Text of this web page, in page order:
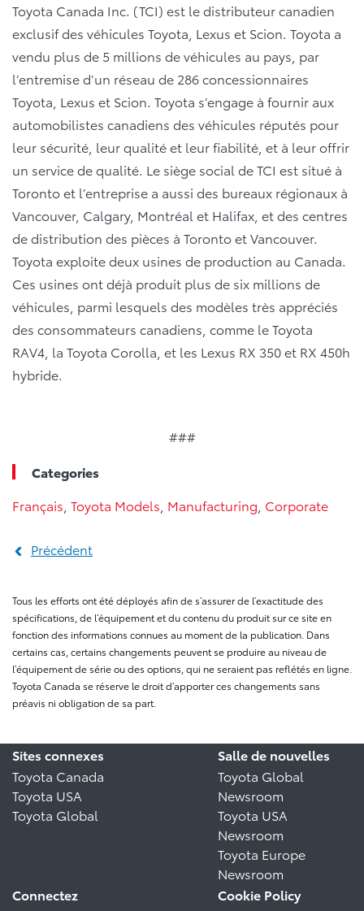
Toyota Canada Inc. (TCI) est le distributeur canadien
exclusif des véhicules Toyota, Lexus et Scion. Toyota a
vendu plus de 5 millions de véhicules au pays, par
l’entremise d’un réseau de 286 concessionnaires
Toyota, Lexus et Scion. Toyota s’engage à fournir aux
automobilistes canadiens des véhicules réputés pour
leur sécurité, leur qualité et leur fiabilité, et à leur offrir
un service de qualité. Le siège social de TCI est situé à
Toronto et l’entreprise a aussi des bureaux régionaux à
Vancouver, Calgary, Montréal et Halifax, et des centres
de distribution des pièces à Toronto et Vancouver.
Toyota exploite deux usines de production au Canada.
Ces usines ont déjà produit plus de six millions de
véhicules, parmi lesquels des modèles très appréciés
des consommateurs canadiens, comme le Toyota
RAV4, la Toyota Corolla, et les Lexus RX 350 et RX 450h
hybride.
###
Categories
Français Toyota Models Manufacturing Corporate
Précédent
Tous les efforts ont été déployés afin de s’assurer de l’exactitude des
spécifications, de l’équipement et du contenu du produit sur ce site en
fonction des informations connues au moment de la publication. Dans
certains cas, certains changements peuvent se produire au niveau de
l’équipement de série ou des options, qui ne seraient pas reflétés en ligne.
Toyota Canada se réserve le droit d’apporter ces changements sans
préavis ni obligation de sa part.
Sites connexes
Toyota Canada
Toyota USA
Toyota Global
Salle de nouvelles
Toyota Global
Newsroom
Toyota USA
Newsroom
Toyota Europe
Newsroom
Connectez
Cookie Policy